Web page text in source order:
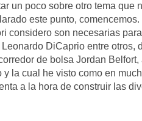
un poco sobre otro tema que
este punto,
considero son necesarias
DiCaprio entre otros,
de bolsa Jordan
la cual he visto como en
a la hora de construir las